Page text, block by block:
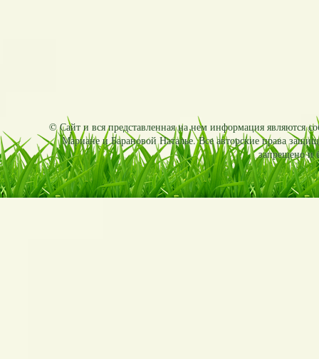
© Сайт и вся представленная на нем информация являются
Мариане и Барановой Наталье. Все авторские права
запрещено и